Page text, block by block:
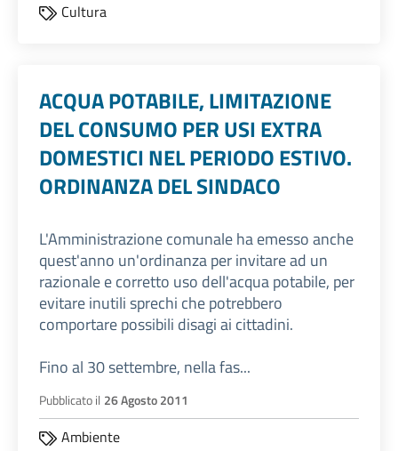
Cultura
ACQUA POTABILE, LIMITAZIONE
DEL CONSUMO PER USI EXTRA
DOMESTICI NEL PERIODO ESTIVO.
ORDINANZA DEL SINDACO
L'Amministrazione comunale ha emesso anche
quest'anno un'ordinanza per invitare ad un
razionale e corretto uso dell'acqua potabile, per
evitare inutili sprechi che potrebbero
comportare possibili disagi ai cittadini.
Fino al 30 settembre, nella fas...
Pubblicato il 26 Agosto 2011
Ambiente